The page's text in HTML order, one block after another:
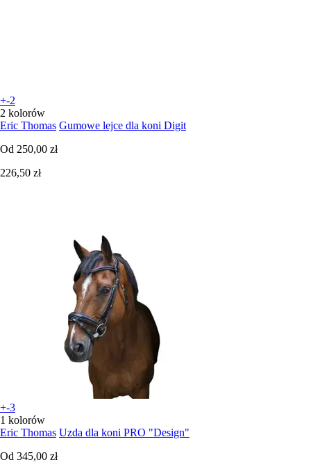
+-2
2 kolorów
Eric Thomas Gumowe lejce dla koni Digit
Od 250,00 zł
226,50 zł
+-3
1 kolorów
Eric Thomas Uzda dla koni PRO "Design"
Od 345,00 zł